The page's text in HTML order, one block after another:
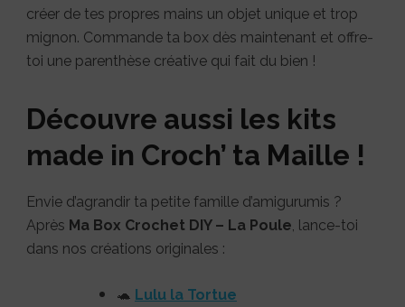
créer de tes propres mains un objet unique et trop
mignon. Commande ta box dès maintenant et offre-
toi une parenthèse créative qui fait du bien !
Découvre aussi les kits
made in Croch’ ta Maille !
Envie d’agrandir ta petite famille d’amigurumis ?
Après Ma Box Crochet DIY – La Poule , lance-toi
dans nos créations originales :
🐢 Lulu la Tortue